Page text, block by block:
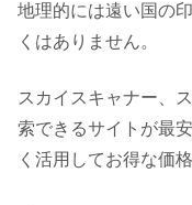
地理的には遠い国の
くはありません。
スカイスキャナー、
索できるサイトが最
く活用してお得な価